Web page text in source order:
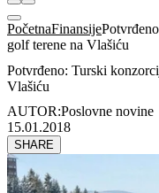
PočetnaFinansije
golf terene na Vlašiću
Potvrđeno: Turski
Vlašiću
AUTOR:Poslovne novine
15.01.2018
SHARE